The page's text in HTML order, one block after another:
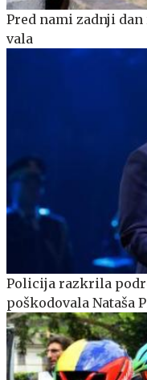
Pred nami zadnji
vala
Policija razkrila
poškodovala Nataša